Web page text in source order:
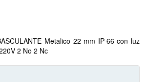
Metalico 22 mm IP-66 con luz
2 No 2 Nc